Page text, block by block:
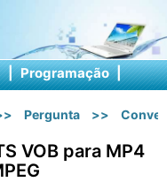
| Programação |
Pergunta >>
VOB para MP4